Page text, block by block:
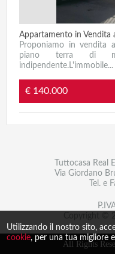
Utilizzando il nostro sito,
cookie, per una tua migliore
Appartamento in Vendita
Proponiamo in vendita
piano terra di
indipendente.L'immobile...
€ 140.000
Tuttocasa Real
Via Giordano
Tel. e
All Rights